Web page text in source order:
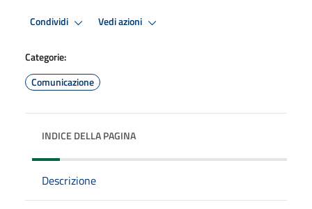
Condividi Vedi azioni
Categorie:
Comunicazione
INDICE DELLA PAGINA
Descrizione